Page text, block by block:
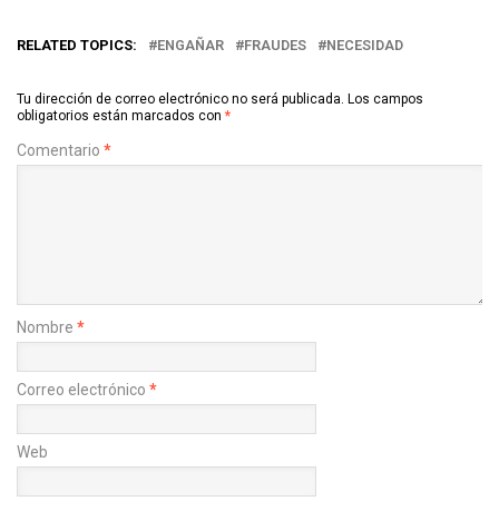
RELATED TOPICS: ENGAÑAR FRAUDES NECESIDAD
Tu dirección de correo electrónico no será publicada. Los campos
obligatorios están marcados con *
Comentario *
Nombre *
Correo electrónico *
Web